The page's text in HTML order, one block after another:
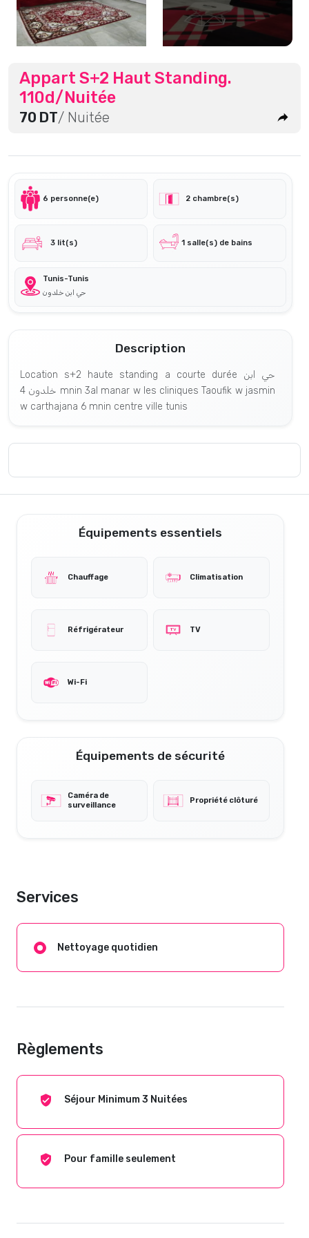
Appart S+2 Haut Standing.
110d/Nuitée
70 DT/ Nuitée
6 personne(e) 2 chambre(s)
3 lit(s) 1 salle(s) de bains
Tunis-Tunis
حي ابن خلدون
Description
Location s+2 haute standing a courte durée حي ابن
خلدون 4 mnin 3al manar w les cliniques Taoufik w jasmin
w carthajana 6 mnin centre ville tunis
Équipements essentiels
Chauffage Climatisation
Réfrigérateur TV
Wi-Fi
Équipements de sécurité
Caméra de
surveillance
Propriété clôturé
Services
Nettoyage quotidien
Règlements
Séjour Minimum 3 Nuitées
Pour famille seulement